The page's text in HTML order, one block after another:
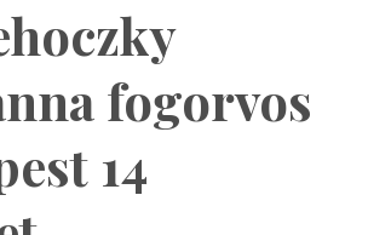
fogorvos
14